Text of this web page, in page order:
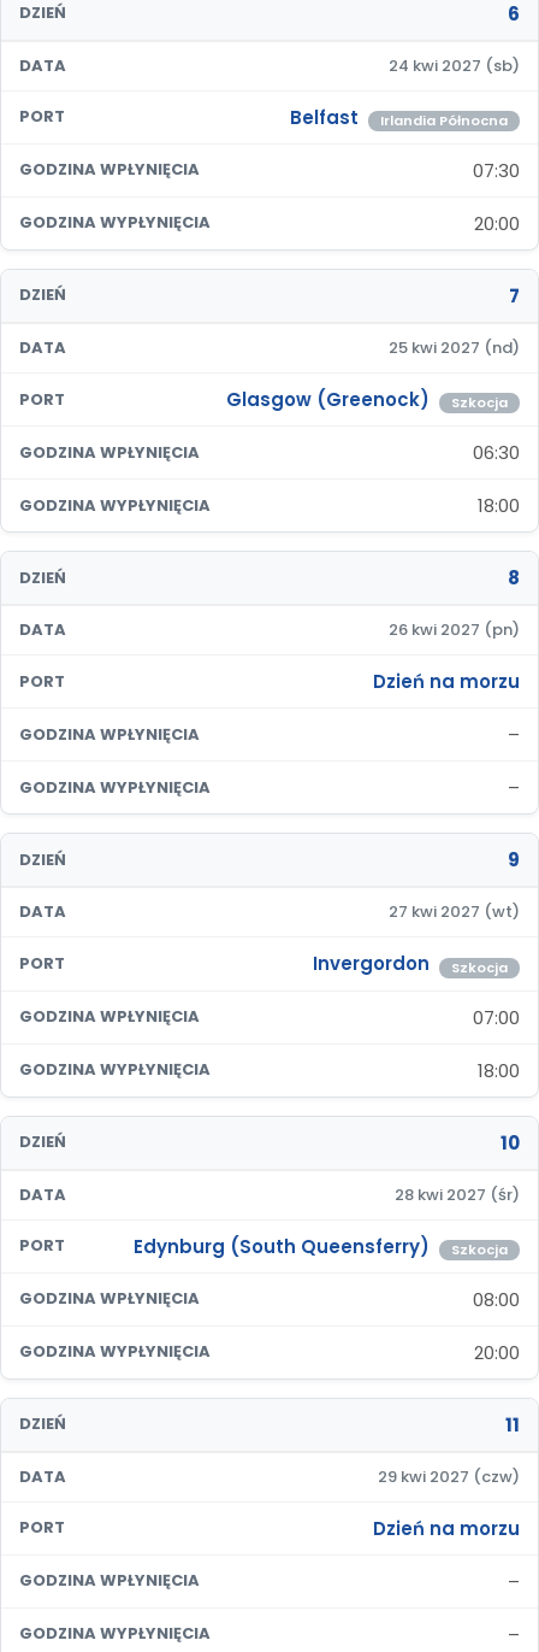
DZIEŃ 6
DATA 24 kwi 2027 (sb)
PORT Belfast Irlandia Północna
GODZINA WPŁYNIĘCIA 07:30
GODZINA WYPŁYNIĘCIA 20:00
DZIEŃ 7
DATA 25 kwi 2027 (nd)
PORT Glasgow (Greenock) Szkocja
GODZINA WPŁYNIĘCIA 06:30
GODZINA WYPŁYNIĘCIA 18:00
DZIEŃ 8
DATA 26 kwi 2027 (pn)
PORT Dzień na morzu
GODZINA WPŁYNIĘCIA –
GODZINA WYPŁYNIĘCIA –
DZIEŃ 9
DATA 27 kwi 2027 (wt)
PORT Invergordon Szkocja
GODZINA WPŁYNIĘCIA 07:00
GODZINA WYPŁYNIĘCIA 18:00
DZIEŃ 10
DATA 28 kwi 2027 (śr)
PORT Edynburg (South Queensferry) Szkocja
GODZINA WPŁYNIĘCIA 08:00
GODZINA WYPŁYNIĘCIA 20:00
DZIEŃ 11
DATA 29 kwi 2027 (czw)
PORT Dzień na morzu
GODZINA WPŁYNIĘCIA –
GODZINA WYPŁYNIĘCIA –